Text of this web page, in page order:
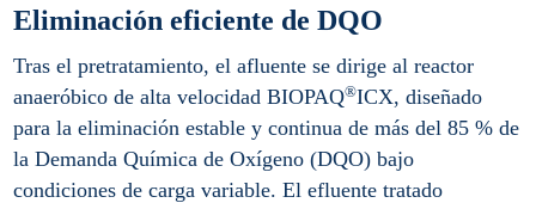
Eliminación eficiente de DQO
Tras el pretratamiento, el afluente se dirige al reactor
anaeróbico de alta velocidad BIOPAQ®ICX, diseñado
para la eliminación estable y continua de más del 85 % de
la Demanda Química de Oxígeno (DQO) bajo
condiciones de carga variable. El efluente tratado